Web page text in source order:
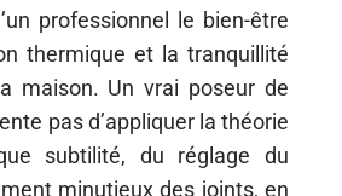
professionnel le bien-être
thermique et la tranquillité
maison. Un vrai poseur de
pas d’appliquer la théorie
subtilité, du réglage du
minutieux des joints, en